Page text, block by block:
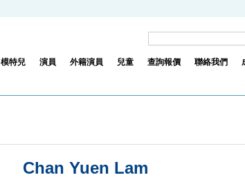
模特兒 演員 外籍演員 兒童 查詢報價 聯絡我們
Chan Yuen Lam